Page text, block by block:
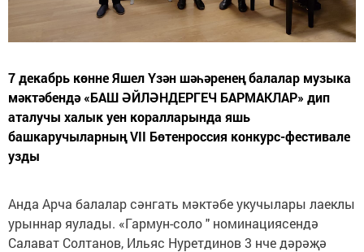
7 декабрь көнне Яшел Үзән шәһәренең балалар музыка
мәктәбендә «БАШ ӘЙЛӘНДЕРГЕЧ БАРМАКЛАР» дип
аталучы халык уен коралларында яшь
башкаручыларның VII Бөтенроссия конкурс-фестивале
узды
Анда Арча балалар сәнгать мәктәбе укучылары лаеклы
урыннар яулады. «Гармун-соло " номинациясендә
Салават Солтанов, Ильяс Нуретдинов 3 нче дәрәҗә